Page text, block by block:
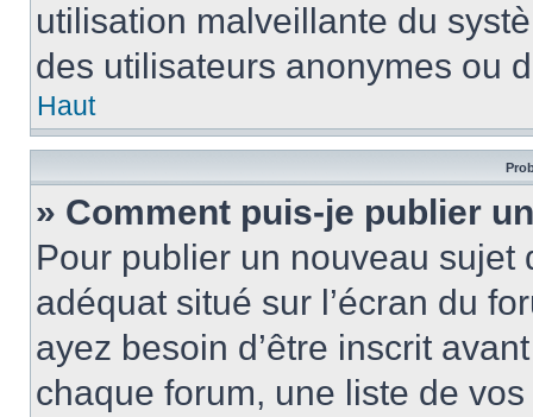
utilisation malveillante du
des utilisateurs anonymes ou
Haut
» Comment puis-je publier
Pour publier un nouveau
adéquat situé sur l’écran du
ayez besoin d’être inscrit
chaque forum, une liste de